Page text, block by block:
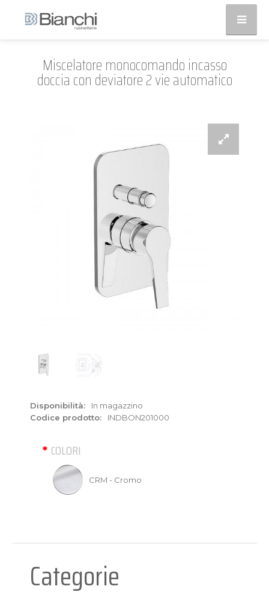
Miscelatore monocomando incasso
doccia con deviatore 2 vie automatico
Disponibilità:
In magazzino
Codice prodotto:
INDBON201000
COLORI
CRM - Cromo
Categorie